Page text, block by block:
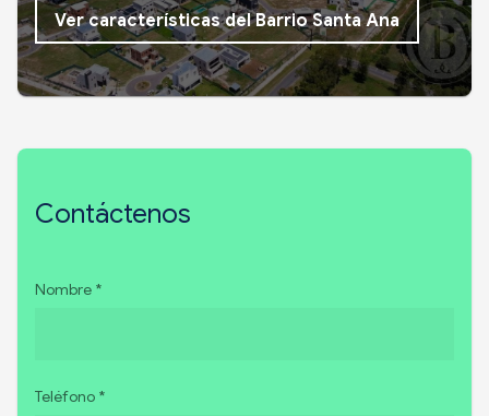
Ver características del Barrio Santa Ana
Contáctenos
Nombre *
Teléfono *